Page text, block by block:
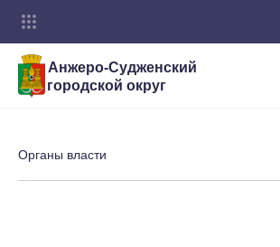
Анжеро-Судженский
городской округ
Органы власти